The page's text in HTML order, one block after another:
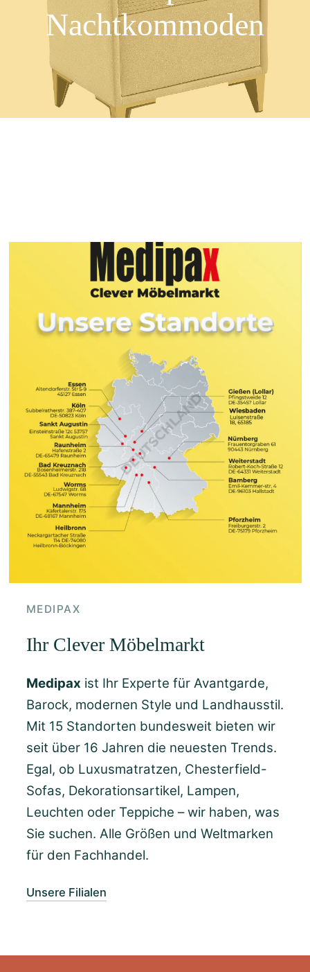
Nachtkommoden
MEDIPAX
Ihr Clever Möbelmarkt
Medipax ist Ihr Experte für Avantgarde,
Barock, modernen Style und Landhausstil.
Mit 15 Standorten bundesweit bieten wir
seit über 16 Jahren die neuesten Trends.
Egal, ob Luxusmatratzen, Chesterfield-
Sofas, Dekorationsartikel, Lampen,
Leuchten oder Teppiche – wir haben, was
Sie suchen. Alle Größen und Weltmarken
für den Fachhandel.
Unsere Filialen